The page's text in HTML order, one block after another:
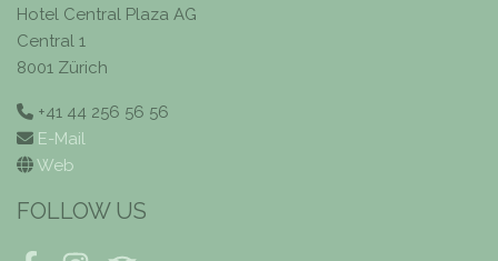
Hotel Central Plaza AG
Central 1
8001 Zürich
+41 44 256 56 56
E-Mail
Web
FOLLOW US